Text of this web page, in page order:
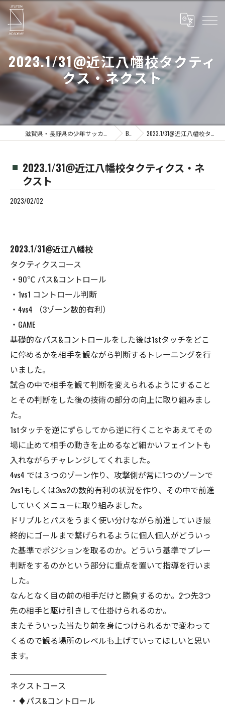
2023.1/31@近江八幡校タクティ
クス・ネクスト
Blog 2023.1/31@近江八幡校タクティクス・ネクスト
2023.1/31@近江八幡校タクティクス・ネ
クスト
2023/02/02
2023.1/31@近江八幡校
タクティクスコース
・90℃ パス&コントロール
・1vs1 コントロール判断
・4vs4 （3ゾーン数的有利）
・GAME
基礎的なパス&コントロールをした後は1stタッチをどこ
に停めるかを相手を観ながら判断するトレーニングを行
いました。
試合の中で相手を観て判断を変えられるようにすること
とその判断をした後の技術の部分の向上に取り組みまし
た。
1stタッチを逆にずらしてから逆に行くことやあえてその
場に止めて相手の動きを止めるなど細かいフェイントも
入れながらチャレンジしてくれました。
4vs4 では３つのゾーン作り、攻撃側が常に1つのゾーンで
2vs1もしくは3vs2の数的有利の状況を作り、その中で前進
していくメニューに取り組みました。
ドリブルとパスをうまく使い分けながら前進していき最
終的にゴールまで繋げられるように個人個人がどういっ
た基準でポジションを取るのか。どういう基準でプレー
判断をするのかという部分に重点を置いて指導を行いま
した。
なんとなく目の前の相手だけと勝負するのか。2つ先3つ
先の相手と駆け引きして仕掛けられるのか。
またそういった当たり前を身につけられるかで変わって
くるので観る場所のレベルも上げていってほしいと思い
ます。
ネクストコース
・♦︎パス&コントロール